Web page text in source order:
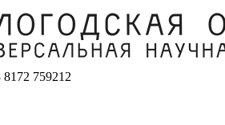
8172 759212